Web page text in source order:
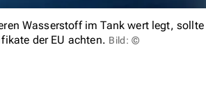
Wasserstoff im Tank wert legt, sollte
der EU achten. Bild: ©